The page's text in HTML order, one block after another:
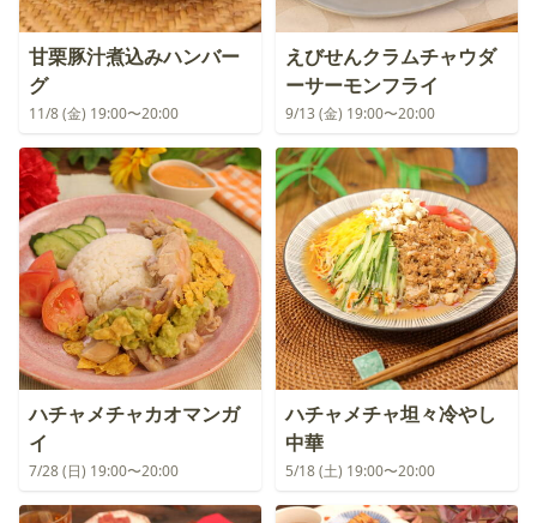
甘栗豚汁煮込みハンバー
グ
11/8 (金) 19:00〜20:00
えびせんクラムチャウダ
ーサーモンフライ
9/13 (金) 19:00〜20:00
ハチャメチャカオマンガ
イ
7/28 (日) 19:00〜20:00
ハチャメチャ坦々冷やし
中華
5/18 (土) 19:00〜20:00